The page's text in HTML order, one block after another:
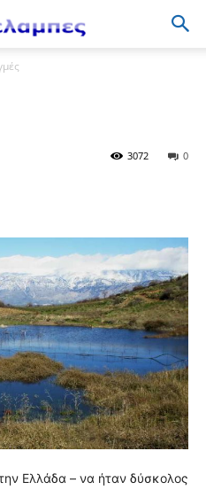
0
3072
Ελλάδα – να ήταν δύσκολος